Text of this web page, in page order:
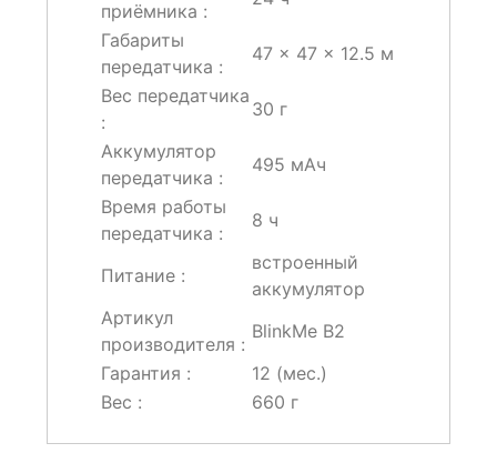
приёмника :
Габариты
передатчика :
47 × 47 × 12.5 м
Вес передатчика
:
30 г
Аккумулятор
передатчика :
495 мАч
Время работы
передатчика :
8 ч
Питание :
встроенный
аккумулятор
Артикул
производителя :
BlinkMe B2
Гарантия :
12 (мес.)
Вес :
660 г